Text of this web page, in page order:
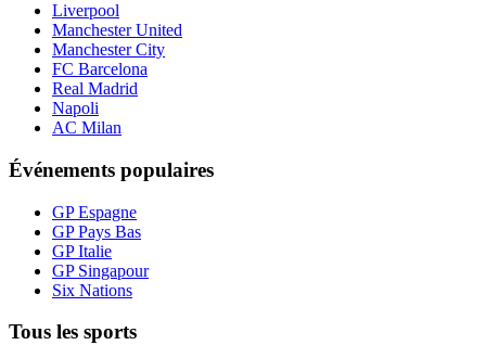
Liverpool
Manchester United
Manchester City
FC Barcelona
Real Madrid
Napoli
AC Milan
Événements populaires
GP Espagne
GP Pays Bas
GP Italie
GP Singapour
Six Nations
Tous les sports